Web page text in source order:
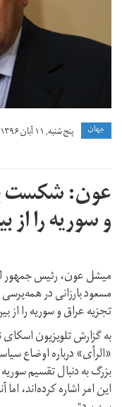
جهان پنج شنبه, ۱۱ آبان ۱۳۹۶ ۱۸:۵۶
عون: شکست
و سوریه را از
میشل عون، رئیس جمهور
مسعود بارزانی در
تجزیه عراق و سوریه را از
به گزارش تلویزیون
«الرأی» درباره اوضاع
بزرگ به دنبال تقسیم
این امر اشاره کرده‌اند،